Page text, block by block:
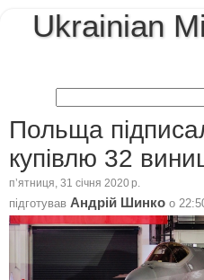
Ukrainian
Польща
купівлю 32
пʼятниця, 31 січня 2020 р.
підготував Андрій Шинко о